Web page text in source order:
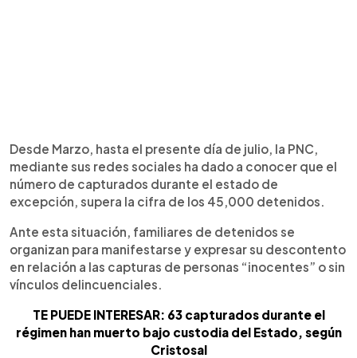
Desde Marzo, hasta el presente día de julio, la PNC,
mediante sus redes sociales ha dado a conocer que el
número de capturados durante el estado de
excepción, supera la cifra de los 45,000 detenidos.
Ante esta situación, familiares de detenidos se
organizan para manifestarse y expresar su descontento
en relación a las capturas de personas “inocentes” o sin
vínculos delincuenciales.
TE PUEDE INTERESAR: 63 capturados durante el
régimen han muerto bajo custodia del Estado, según
Cristosal